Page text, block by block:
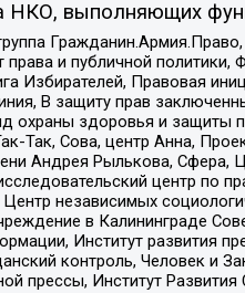
НКО, выполняющих
права и публичной
Избирателей, Правовая
В защиту прав
охраны здоровья и защиты
Так, Сова, центр Анна,
Андрея Рылькова, Сфера,
центр по
Центр независимых
в Калининграде
Институт развития
контроль, Человек и
прессы, Институт